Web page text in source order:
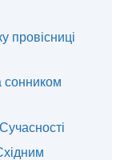
провісниці
сонником